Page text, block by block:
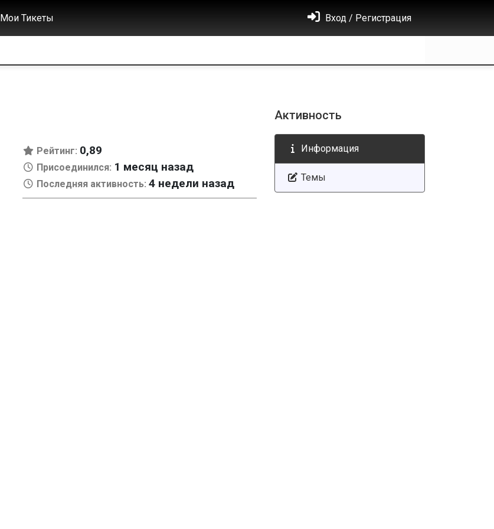
Мои Тикеты Вход / Регистрация
Рейтинг: 0,89
Присоединился: 1 месяц назад
Последняя активность: 4 недели назад
Активность
Информация
Темы